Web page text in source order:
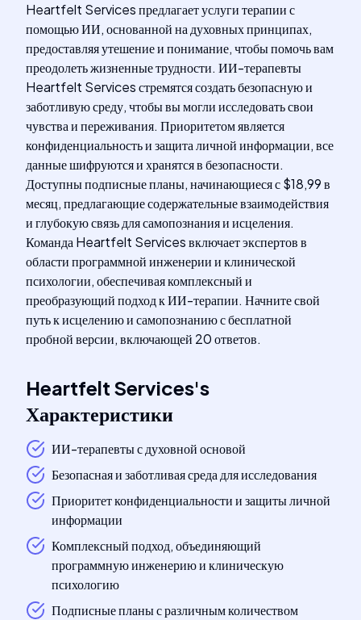
Heartfelt Services предлагает услуги терапии с
помощью ИИ, основанной на духовных принципах,
предоставляя утешение и понимание, чтобы помочь вам
преодолеть жизненные трудности. ИИ-терапевты
Heartfelt Services стремятся создать безопасную и
заботливую среду, чтобы вы могли исследовать свои
чувства и переживания. Приоритетом является
конфиденциальность и защита личной информации, все
данные шифруются и хранятся в безопасности.
Доступны подписные планы, начинающиеся с $18,99 в
месяц, предлагающие содержательные взаимодействия
и глубокую связь для самопознания и исцеления.
Команда Heartfelt Services включает экспертов в
области программной инженерии и клинической
психологии, обеспечивая комплексный и
преобразующий подход к ИИ-терапии. Начните свой
путь к исцелению и самопознанию с бесплатной
пробной версии, включающей 20 ответов.
Heartfelt Services's
Характеристики
ИИ-терапевты с духовной основой
Безопасная и заботливая среда для исследования
Приоритет конфиденциальности и защиты личной
информации
Комплексный подход, объединяющий
программную инженерию и клиническую
психологию
Подписные планы с различным количеством